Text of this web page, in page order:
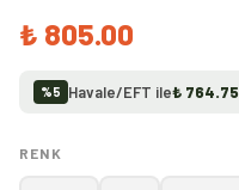
₺ 805.00
%5 Havale/EFT ile₺ 764.75
RENK